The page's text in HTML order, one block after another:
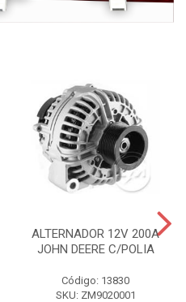
ALTERNADOR 12V 200A
JOHN DEERE C/POLIA
Código: 13830
SKU: ZM9020001